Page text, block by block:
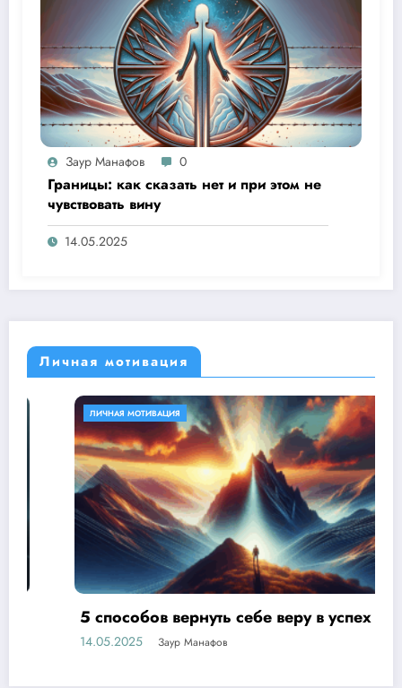
Заур Манафов 0
Границы: как сказать нет и при этом не
чувствовать вину
14.05.2025
Личная мотивация
ЛИЧНАЯ МОТИВАЦИЯ
5 способов вернуть себе веру в успех
14.05.2025 Заур Манафов